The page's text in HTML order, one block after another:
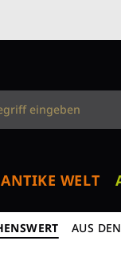
ANTIKE WELT
AUS